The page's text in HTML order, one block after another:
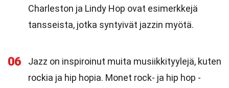
Charleston ja Lindy Hop ovat esimerkkejä
tansseista, jotka syntyivät jazzin myötä.
06
Jazz on inspiroinut muita musiikkityylejä, kuten
rockia ja hip hopia. Monet rock- ja hip hop -